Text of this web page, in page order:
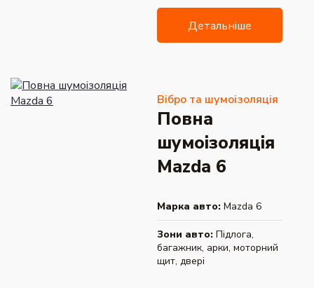
Детальніше
Вібро та шумоізоляція
Повна
шумоізоляція
Mazda 6
Марка авто: Mazda 6
Зони авто: Підлога,
багажник, арки, моторний
щит, двері